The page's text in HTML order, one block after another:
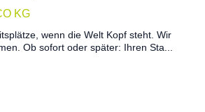
KG
wenn die Welt Kopf steht. Wir
Ob sofort oder später: Ihren Sta...